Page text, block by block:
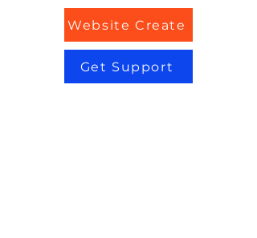
Website Create
Get Support